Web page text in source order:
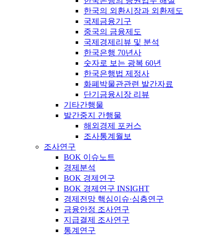
한국의 외환시장과 외환제도
국제금융기구
중국의 금융제도
국제경제리뷰 및 분석
한국은행 70년사
숫자로 보는 광복 60년
한국은행법 제정사
화폐박물관관련 발간자료
단기금융시장 리뷰
기타간행물
발간중지 간행물
해외경제 포커스
조사통계월보
조사연구
BOK 이슈노트
경제분석
BOK 경제연구
BOK 경제연구 INSIGHT
경제전망 핵심이슈·심층연구
금융안정 조사연구
지급결제 조사연구
통계연구